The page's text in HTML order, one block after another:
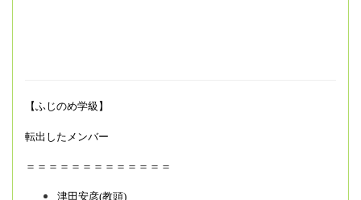
【ふじのめ学級】
転出したメンバー
＝＝＝＝＝＝＝＝＝＝＝＝＝
津田安彦(教頭)